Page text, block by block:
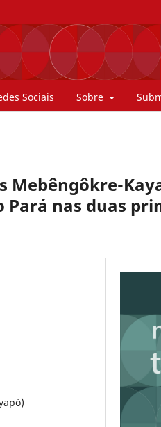
Sociais Sobre
Mebêngôkre-
nas duas